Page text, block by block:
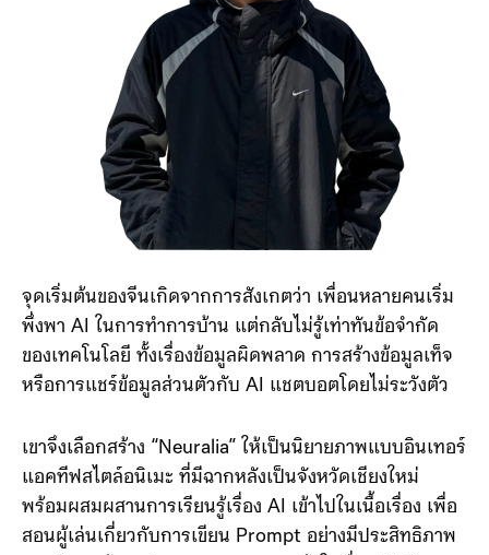
จุดเริ่มต้นของจีนเกิดจากการสังเกตว่า เพื่อนหลายคนเริ่ม
พึ่งพา AI ในการทำการบ้าน แต่กลับไม่รู้เท่าทันข้อจำกัด
หรือการแชร์ข้อมูลส่วนตัวกับ AI แชตบอตโดยไม่ระวังตัว
เขาจึงเลือกสร้าง “Neuralia” ให้เป็นนิยายภาพแบบอินเทอร์
แอคทีฟสไตล์อนิเมะ ที่มีฉากหลังเป็นจังหวัดเชียงใหม่